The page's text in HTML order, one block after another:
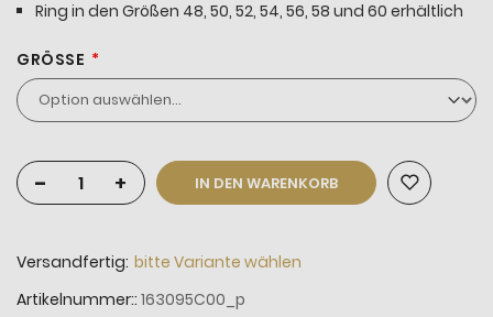
Ring in den Größen 48, 50, 52, 54, 56, 58 und 60 erhältlich
GRÖSSE
- + IN DEN WARENKORB
Versandfertig: bitte Variante wählen
Artikelnummer: 163095C00_p